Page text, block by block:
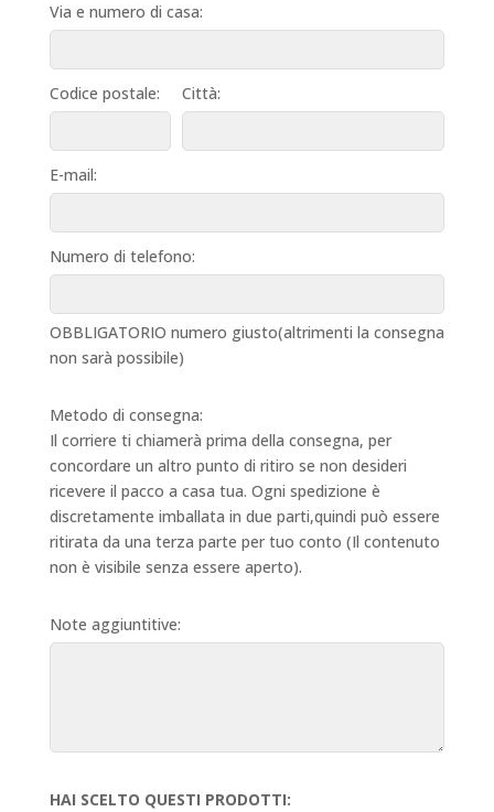
Via e numero di casa:
Codice postale: Città:
E-mail:
Numero di telefono:
OBBLIGATORIO numero giusto(altrimenti la consegna
non sarà possibile)
Metodo di consegna:
Il corriere ti chiamerà prima della consegna, per
concordare un altro punto di ritiro se non desideri
ricevere il pacco a casa tua. Ogni spedizione è
discretamente imballata in due parti,quindi può essere
ritirata da una terza parte per tuo conto (Il contenuto
non è visibile senza essere aperto).
Note aggiuntitive:
HAI SCELTO QUESTI PRODOTTI: